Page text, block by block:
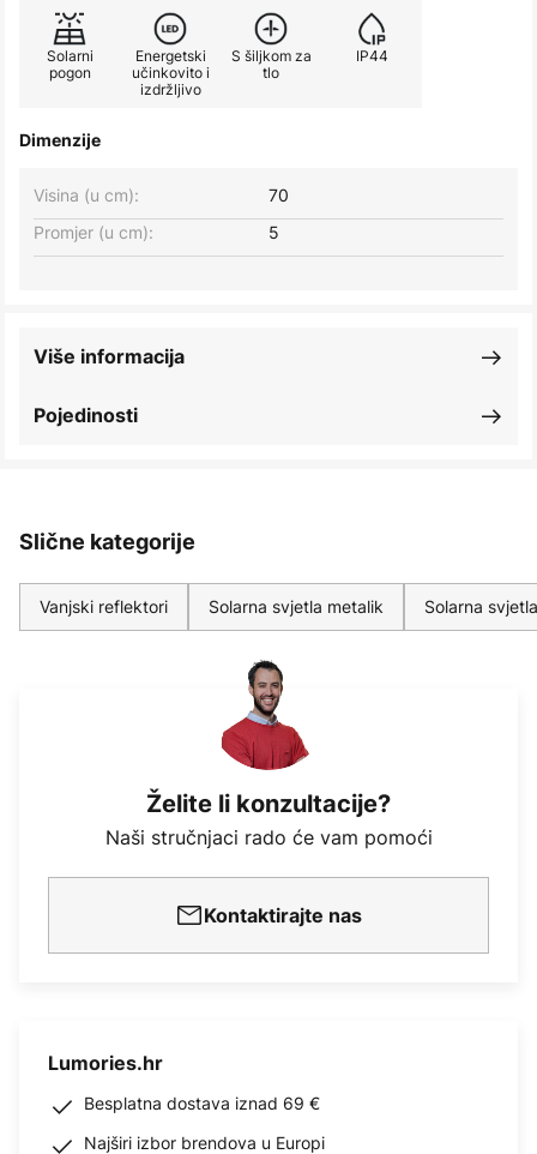
Solarni
pogon
Energetski
učinkovito i
izdržljivo
S šiljkom za
tlo
IP44
Dimenzije
Visina (u cm):
70
Promjer (u cm):
5
Pojedinosti
Više informacija
Slične kategorije
Vanjski reflektori Solarna svjetla metalik Solarna svjetla
Želite li konzultacije?
Naši stručnjaci rado će vam pomoći
Kontaktirajte nas
Lumories.hr
Besplatna dostava iznad 69 €
Najširi izbor brendova u Europi